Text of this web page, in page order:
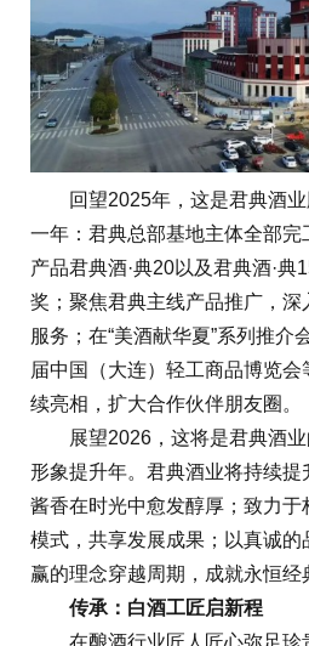
回望2025年，这是君典酒业
一年：君典总部基地主体全部
产品君典酒·典20以及君典酒·典
奖；聚焦君典主线产品推广，
服务；在“美酒献华夏”系列推介
届中国（大连）轻工商品博览
续亮相，扩大合作伙伴朋友圈。
展望2026，这将是君典酒业
形象提升年。君典酒业将持续
酱香在时光中愈发醇厚；致力
模式，共享发展成果；以真诚
赢的理念穿越周期，成就永恒经
传承： 白酒工匠启新程
在酿酒行业匠人匠心弥足珍